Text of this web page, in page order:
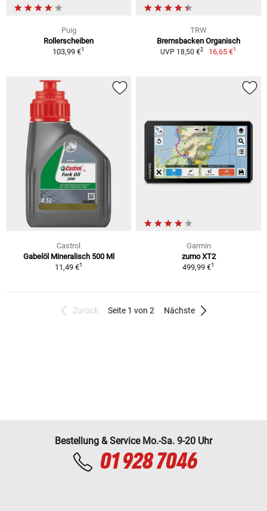
Puig
Rollerscheiben
103,99 €1
TRW
Bremsbacken Organisch
UVP 18,50 €2 16,65 €1
Castrol
Gabelöl Mineralisch 500 Ml
11,49 €1
Garmin
zumo XT2
499,99 €1
Zurück Seite 1 von 2 Nächste
Bestellung & Service Mo.-Sa. 9-20 Uhr
01 928 7046